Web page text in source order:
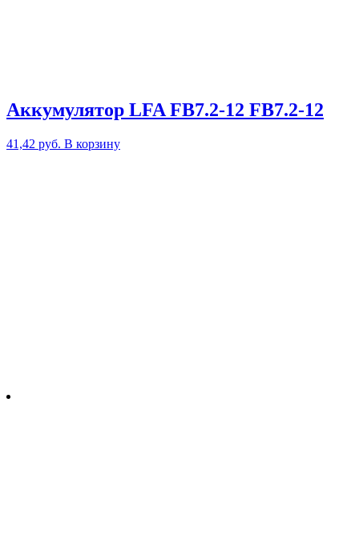
Аккумулятор LFA FB7.2-12 FB7.2-12
41,42 руб. В корзину